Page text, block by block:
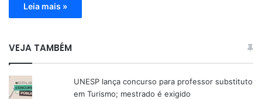
Leia mais »
VEJA TAMBÉM
UNESP lança concurso para professor substituto
em Turismo; mestrado é exigido